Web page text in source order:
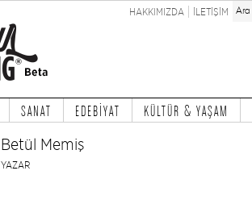
HAKKIMIZDA İLETİŞİM
SANAT EDEBİYAT KÜLTÜR & YAŞAM
Betül Memiş
YAZAR